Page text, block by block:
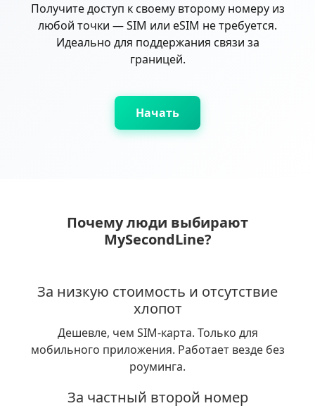
Получите доступ к своему второму номеру из
любой точки — SIM или eSIM не требуется.
Идеально для поддержания связи за
границей.
Начать
Почему люди выбирают
MySecondLine?
За низкую стоимость и отсутствие
хлопот
Дешевле, чем SIM-карта. Только для
мобильного приложения. Работает везде без
роуминга.
За частный второй номер